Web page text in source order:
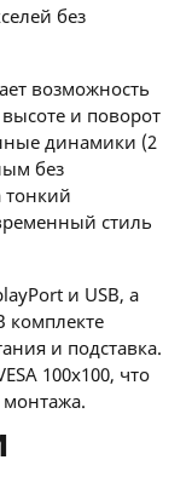
без
возможность
и поворот
динамики (2
без
тонкий
стиль
и USB, а
комплекте
и подставка.
100x100, что
монтажа.